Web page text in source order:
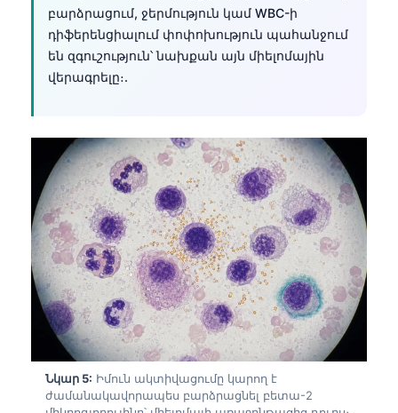
բարձրացում, ջերմություն կամ WBC-ի
դիֆերենցիալում փոփոխություն պահանջում
են զգուշություն՝ նախքան այն միելոմային
վերագրելը։.
Նկար 5: Իմուն ակտիվացումը կարող է
ժամանակավորապես բարձրացնել բետա-2
كوردی‎
پښتو
سنڌي
සිංහල
অসমীয়া
Galego
Latviešu valoda
Македонски јазик
Euskara
العربية المغربية
Afrikaans
Монгол